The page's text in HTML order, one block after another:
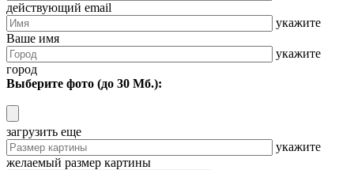
действующий email
укажите
Ваше имя
укажите
город
Выберите фото (до 30 Мб.):
загрузить еще
укажите
желаемый размер картины